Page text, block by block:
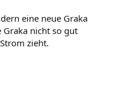
eine neue Graka
Graka nicht so gut
zieht.